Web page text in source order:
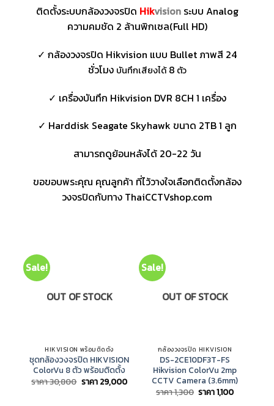
ติดตั้งระบบกล้องวงจรปิด Hikvisionระบบ Analog
ความคมชัด 2 ล้านพิกเซล(Full HD)
✓ กล้องวงจรปิด Hikvision แบบ Bullet ภาพสี 24
ชั่วโมง บันทึกเสียงได้8 ตัว
✓ เครื่องบันทึก Hikvision DVR 8CH 1 เครื่อง
✓ Harddisk Seagate Skyhawk ขนาด 2TB 1 ลูก
สามารถดูย้อนหลังได้ 20-22 วัน
ขอขอบพระคุณ คุณลูกค้า ที่ไว้วางใจเลือกติดตั้งกล้อง
วงจรปิดกับทาง ThaiCCTVshop.com
Sale!
OUT OF STOCK
HIKVISION พร้อมติดตั้ง
ชุดกล้องวงจรปิด HIKVISION
ColorVu 8 ตัว พร้อมติดตั้ง
ราคา30,800 Original
price
ราคา 29,000Current
price
Sale!
OUT OF STOCK
กล้องวงจรปิด HIKVISION
DS-2CE10DF3T-FS
Hikvision ColorVu 2mp
CCTV Camera (3.6mm)
ราคา1,300 Original
price
ราคา1,100Current